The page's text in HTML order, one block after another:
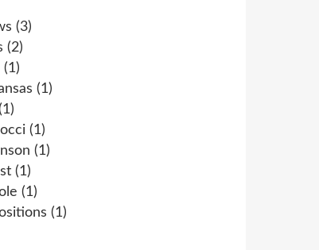
(3)
(2)
(1)
(1)
(1)
(1)
(1)
(1)
(1)